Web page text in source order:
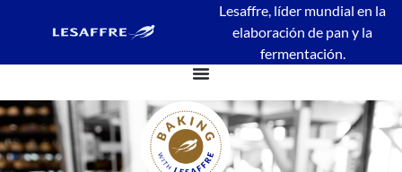
Lesaffre, líder mundial en la
elaboración de pan y la
fermentación.